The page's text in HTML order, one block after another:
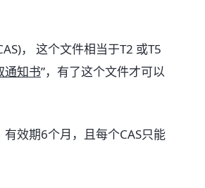
， 这个文件相当于T2 或T5
通知书”，有了这个文件才可以
有效期6个月，且每个CAS只能